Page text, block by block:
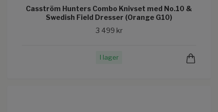
Casström Hunters Combo Knivset med No.10 &
Swedish Field Dresser (Orange G10)
3 499 kr
I lager